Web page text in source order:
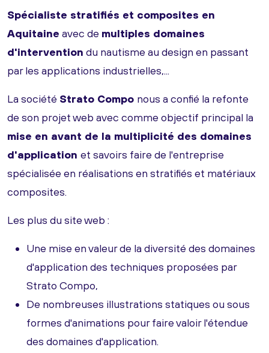
Spécialiste stratifiés et composites en
Aquitaine avec de multiples domaines
d'intervention du nautisme au design en passant
par les applications industrielles,...
La société Strato Compo nous a confié la refonte
de son projet web avec comme objectif principal la
mise en avant de la multiplicité des domaines
d'application et savoirs faire de l'entreprise
spécialisée en réalisations en stratifiés et matériaux
composites.
Les plus du site web :
Une mise en valeur de la diversité des domaines
d'application des techniques proposées par
Strato Compo,
De nombreuses illustrations statiques ou sous
formes d'animations pour faire valoir l'étendue
des domaines d'application.